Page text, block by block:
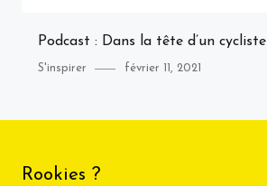
Podcast : Dans la tête d’un cycliste
Category
S'inspirer
Posted
février 11, 2021
Rookies ?